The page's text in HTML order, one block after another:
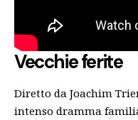
Vecchie ferite
Diretto da Joachim
intenso dramma